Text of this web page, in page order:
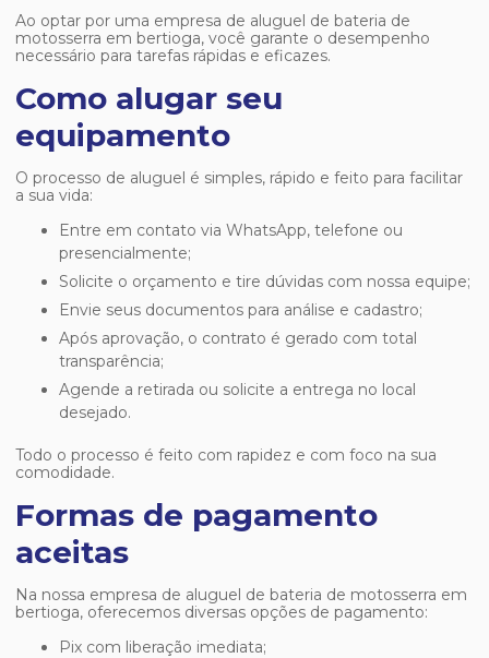
Ao optar por uma empresa de aluguel de bateria de
motosserra em bertioga, você garante o desempenho
necessário para tarefas rápidas e eficazes.
Como alugar seu
equipamento
O processo de aluguel é simples, rápido e feito para facilitar
a sua vida:
Entre em contato via WhatsApp, telefone ou
presencialmente;
Solicite o orçamento e tire dúvidas com nossa equipe;
Envie seus documentos para análise e cadastro;
Após aprovação, o contrato é gerado com total
transparência;
Agende a retirada ou solicite a entrega no local
desejado.
Todo o processo é feito com rapidez e com foco na sua
comodidade.
Formas de pagamento
aceitas
Na nossa empresa de aluguel de bateria de motosserra em
bertioga, oferecemos diversas opções de pagamento:
Pix com liberação imediata;